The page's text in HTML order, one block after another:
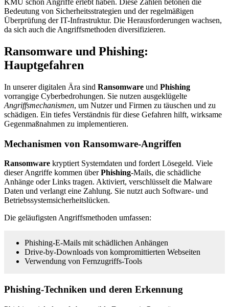
KMU schon Angriffe erlebt haben. Diese Zahlen betonen die
Bedeutung von Sicherheitsstrategien und der regelmäßigen
Überprüfung der IT-Infrastruktur. Die Herausforderungen wachsen,
da sich auch die Angriffsmethoden diversifizieren.
Ransomware und Phishing:
Hauptgefahren
In unserer digitalen Ära sind Ransomware und Phishing
vorrangige Cyberbedrohungen. Sie nutzen ausgeklügelte
Angriffsmechanismen, um Nutzer und Firmen zu täuschen und zu
schädigen. Ein tiefes Verständnis für diese Gefahren hilft, wirksame
Gegenmaßnahmen zu implementieren.
Mechanismen von Ransomware-Angriffen
Ransomware kryptiert Systemdaten und fordert Lösegeld. Viele
dieser Angriffe kommen überPhishing-Mails, die schädliche
Anhänge oder Links tragen. Aktiviert, verschlüsselt die Malware
Daten und verlangt eine Zahlung. Sie nutzt auch Software- und
Betriebssystemsicherheitslücken.
Die geläufigsten Angriffsmethoden umfassen:
Phishing-E-Mails mit schädlichen Anhängen
Drive-by-Downloads von kompromittierten Webseiten
Verwendung von Fernzugriffs-Tools
Phishing-Techniken und deren Erkennung